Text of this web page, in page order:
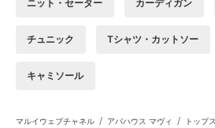
ニット・セーター カーディガン
チュニック Tシャツ・カットソー
キャミソール
マルイウェブチャネル / アバハウス マヴィ / トップス